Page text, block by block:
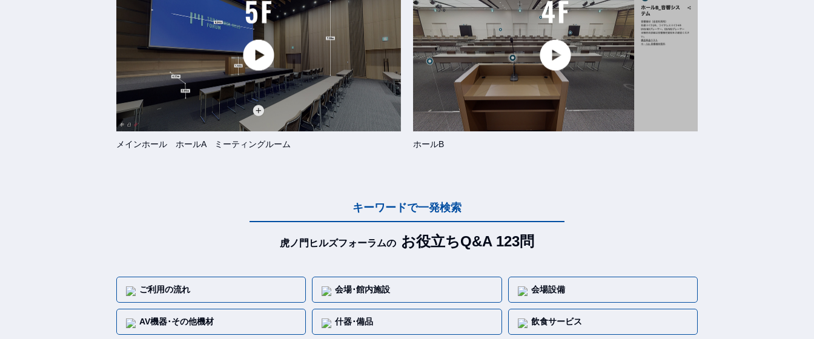
メインホール ホールA ミーティングルーム ホールB
キーワードで一発検索
虎ノ門ヒルズフォーラムの お役立ちQ&A 123問
ご利用の流れ 会場･館内施設 会場設備
AV機器･その他機材 什器･備品 飲食サービス